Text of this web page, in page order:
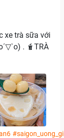
xe trà sữa với
. 🧋TRÀ
#saigon_uong_gi